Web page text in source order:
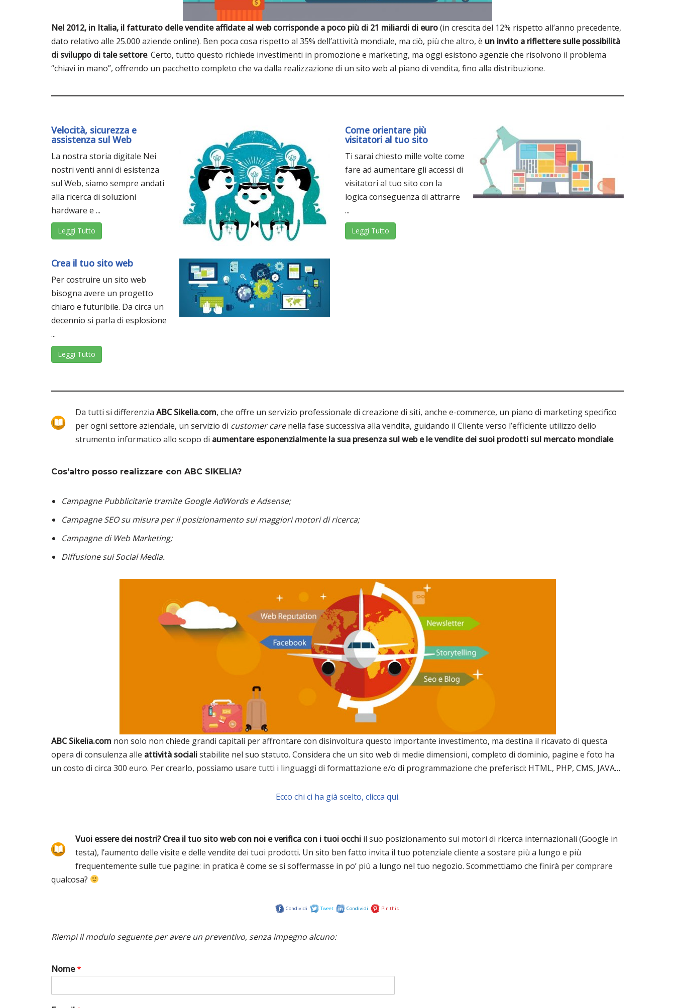
Nel 2012, in Italia, il fatturato delle vendite affidate al web corrisponde a poco più di 21 miliardi di euro(in crescita del 12% rispetto all’anno precedente,
dato relativo alle 25.000 aziende online). Ben poca cosa rispetto al 35% dell’attività mondiale, ma ciò, più che altro, è un invito a riflettere sulle possibilità
di sviluppo di tale settore. Certo, tutto questo richiede investimenti in promozione e marketing, ma oggi esistono agenzie che risolvono il problema
“chiavi in mano”, offrendo un pacchetto completo che va dalla realizzazione di un sito web al piano di vendita, fino alla distribuzione.
Velocità, sicurezza e
assistenza sul Web
La nostra storia digitale Nei
nostri venti anni di esistenza
sul Web, siamo sempre andati
alla ricerca di soluzioni
hardware e ...
Leggi Tutto
Come orientare più
visitatori al tuo sito
Ti sarai chiesto mille volte come
fare ad aumentare gli accessi di
visitatori al tuo sito con la
logica conseguenza di attrarre
...
Leggi Tutto
Crea il tuo sito web
Per costruire un sito web
bisogna avere un progetto
chiaro e futuribile. Da circa un
decennio si parla di esplosione
...
Leggi Tutto
Da tutti si differenzia ABC Sikelia.com, che offre un servizio professionale di creazione di siti, anche e-commerce, un piano di marketing specifico
per ogni settore aziendale, un servizio di customer carenella fase successiva alla vendita, guidando il Cliente verso l’efficiente utilizzo dello
strumento informatico allo scopo di aumentare esponenzialmente la sua presenza sul web e le vendite dei suoi prodotti sul mercato mondiale.
Cos’altro posso realizzare con ABC SIKELIA?
Campagne Pubblicitarie tramite Google AdWords e Adsense;
Campagne SEO su misura per il posizionamento sui maggiori motori di ricerca;
Campagne di Web Marketing;
Diffusione sui Social Media.
ABC Sikelia.com non solo non chiede grandi capitali per affrontare con disinvoltura questo importante investimento, ma destina il ricavato di questa
opera di consulenza alle attività socialistabilite nel suo statuto. Considera che un sito web di medie dimensioni, completo di dominio, pagine e foto ha
un costo di circa 300 euro. Per crearlo, possiamo usare tutti i linguaggi di formattazione e/o di programmazione che preferisci: HTML, PHP, CMS, JAVA…
Ecco chi ci ha già scelto, clicca qui.
Vuoi essere dei nostri? Crea il tuo sito web con noi e verifica con i tuoi occhi il suo posizionamento sui motori di ricerca internazionali (Google in
testa), l’aumento delle visite e delle vendite dei tuoi prodotti. Un sito ben fatto invita il tuo potenziale cliente a sostare più a lungo e più
frequentemente sulle tue pagine: in pratica è come se si soffermasse in po’ più a lungo nel tuo negozio. Scommettiamo che finirà per comprare
qualcosa?
Condividi Tweet Condividi Pin this
Riempi il modulo seguente per avere un preventivo, senza impegno alcuno:
Nome*